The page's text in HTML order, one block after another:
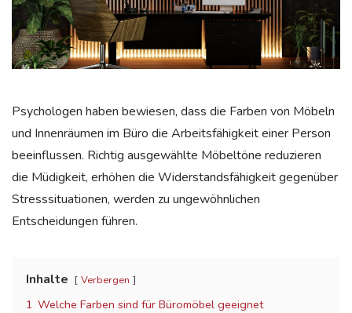
Psychologen haben bewiesen, dass die Farben von Möbeln
und Innenräumen im Büro die Arbeitsfähigkeit einer Person
beeinflussen. Richtig ausgewählte Möbeltöne reduzieren
die Müdigkeit, erhöhen die Widerstandsfähigkeit gegenüber
Stresssituationen, werden zu ungewöhnlichen
Entscheidungen führen.
Inhalte Verbergen
1 Welche Farben sind für Büromöbel geeignet